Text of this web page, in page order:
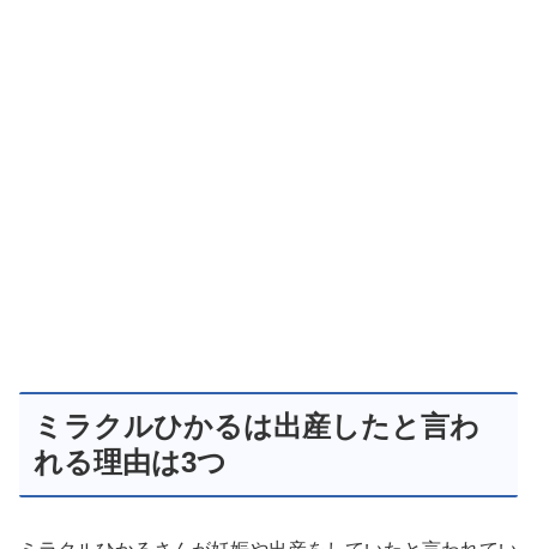
ミラクルひかるは出産したと言わ
れる理由は3つ